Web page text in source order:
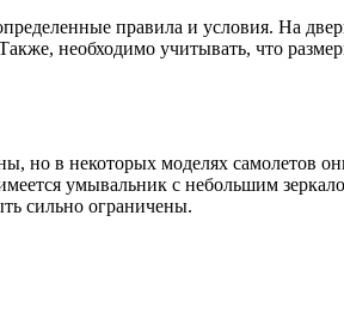
правила и условия. На
необходимо учитывать, что
но в некоторых моделях самолетов
умывальник с небольшим
сильно ограничены.